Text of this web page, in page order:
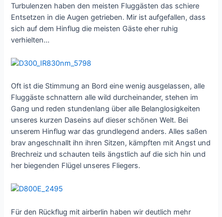
Turbulenzen haben den meisten Fluggästen das schiere
Entsetzen in die Augen getrieben. Mir ist aufgefallen, dass
sich auf dem Hinflug die meisten Gäste eher ruhig
verhielten…
Oft ist die Stimmung an Bord eine wenig ausgelassen, alle
Fluggäste schnattern alle wild durcheinander, stehen im
Gang und reden stundenlang über alle Belanglosigkeiten
unseres kurzen Daseins auf dieser schönen Welt. Bei
unserem Hinflug war das grundlegend anders. Alles saßen
brav angeschnallt ihn ihren Sitzen, kämpften mit Angst und
Brechreiz und schauten teils ängstlich auf die sich hin und
her biegenden Flügel unseres Fliegers.
Für den Rückflug mit airberlin haben wir deutlich mehr